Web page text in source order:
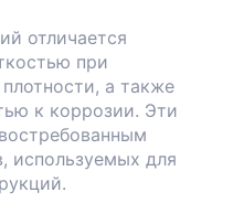
отличается
при
а также
к коррозии. Эти
используемых для